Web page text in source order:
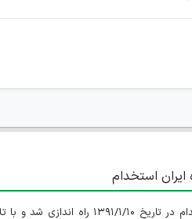
استخدام
سایت ایران استخدام در تاریخ ۱۳۹۱/۱/۱۰ راه اندازی